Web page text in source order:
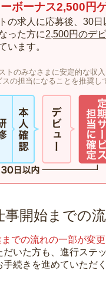
ボーナス2,500円
の求人に応募後、30日
った方に2,500円のデ
います。
トのみなさまに安定的な収入
の担当になることを推奨し
事開始までの
での流れの一部が変更
だいた方も、進行ステ
続きを進めていただ